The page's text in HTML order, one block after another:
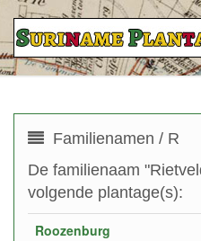
Familienamen / R
De familienaam
volgende plantage(s):
Roozenburg